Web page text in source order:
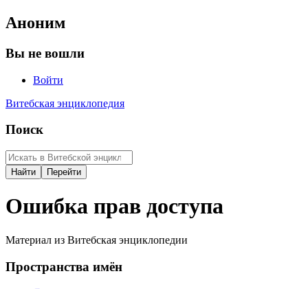
Аноним
Вы не вошли
Войти
Витебская энциклопедия
Поиск
Ошибка прав доступа
Материал из Витебская энциклопедии
Пространства имён